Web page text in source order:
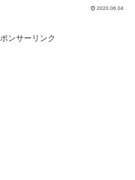
2020.06.04
ンサーリンク